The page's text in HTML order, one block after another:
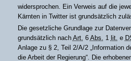
widersprochen. Ein Verweis auf die
Kärnten in Twitter ist grundsätzlich
Die gesetzliche Grundlage zur
grundsätzlich nach Art. 6 Abs. 1 lit. e
Anlage zu § 2, Teil 2/A/2 „Information
die Arbeit der Regierung“. Die